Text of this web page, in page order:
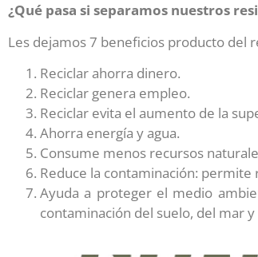
¿Qué pasa si separamos nuestros
Les dejamos 7 beneficios producto del
Reciclar ahorra dinero.
Reciclar genera empleo.
Reciclar evita el aumento de la
Ahorra energía y agua.
Consume menos recursos
Reduce la contaminación:
Ayuda a proteger el medio
contaminación del suelo, del mar